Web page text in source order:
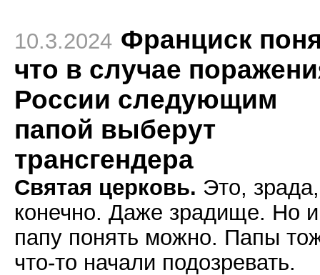
10.3.2024 Франциск
что в случае
России следующим
папой выберут
трансгендера
Святая церковь. Это, зрада,
конечно. Даже зрадище. Но и
папу понять можно. Папы
что-то начали подозревать.